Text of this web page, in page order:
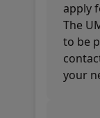
apply
The
to be
your